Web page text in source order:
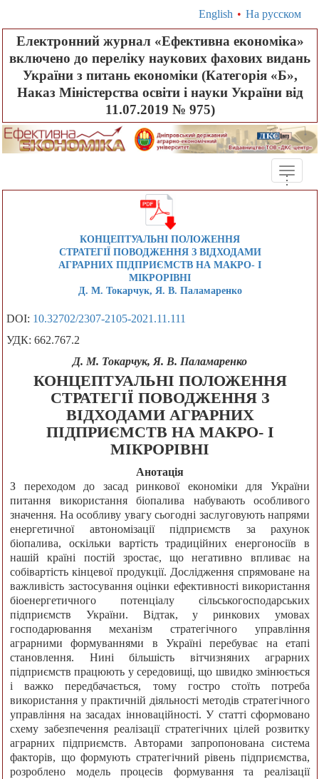
English • На русском
Електронний журнал «Ефективна економіка»
включено до переліку наукових фахових видань
України з питань економіки (Категорія «Б»,
Наказ Міністерства освіти і науки України від
11.07.2019 № 975)
Toggle
...
КОНЦЕПТУАЛЬНІ ПОЛОЖЕННЯ
СТРАТЕГІЇ ПОВОДЖЕННЯ З ВІДХОДАМИ
АГРАРНИХ ПІДПРИЄМСТВ НА МАКРО- І
МІКРОРІВНІ
Д. М. Токарчук, Я. В. Паламаренко
DOI: 10.32702/2307-2105-2021.11.111
УДК: 662.767.2
Д. М. Токарчук, Я. В. Паламаренко
КОНЦЕПТУАЛЬНІ ПОЛОЖЕННЯ
СТРАТЕГІЇ ПОВОДЖЕННЯ З
ВІДХОДАМИ АГРАРНИХ
ПІДПРИЄМСТВ НА МАКРО- І
МІКРОРІВНІ
Анотація
З переходом до засад ринкової економіки для України
питання використання біопалива набувають особливого
значення. На особливу увагу сьогодні заслуговують напрями
енергетичної автономізації підприємств за рахунок
біопалива, оскільки вартість традиційних енергоносіїв в
нашій країні постій зростає, що негативно впливає на
собівартість кінцевої продукції. Дослідження спрямоване на
важливість застосування оцінки ефективності використання
біоенергетичного потенціалу сільськогосподарських
підприємств України. Відтак, у ринкових умовах
господарювання механізм стратегічного управління
аграрними формуваннями в Україні перебуває на етапі
становлення. Нині більшість вітчизняних аграрних
підприємств працюють у середовищі, що швидко змінюється
і важко передбачається, тому гостро стоїть потреба
використання у практичній діяльності методів стратегічного
управління на засадах інноваційності. У статті сформовано
схему забезпечення реалізації стратегічних цілей розвитку
аграрних підприємств. Авторами запропонована система
факторів, що формують стратегічний рівень підприємства,
розроблено модель процесів формування та реалізації